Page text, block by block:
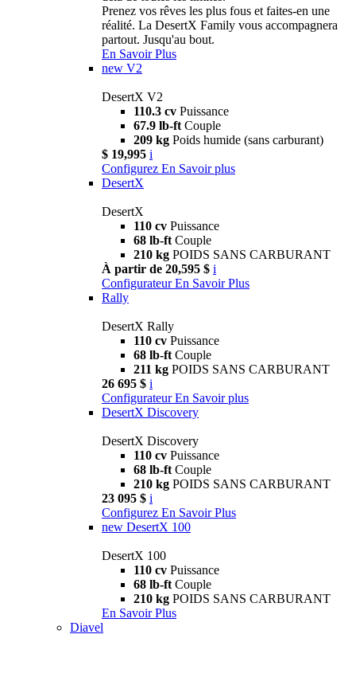
Prenez vos rêves les plus fous et faites-en une
réalité. La DesertX Family vous accompagnera
partout. Jusqu'au bout.
En Savoir Plus
new V2
DesertX V2
110.3 cv Puissance
67.9 lb-ft Couple
209 kg Poids humide (sans carburant)
$ 19,995 i
Configurez En Savoir plus
DesertX
DesertX
110 cv Puissance
68 lb-ft Couple
210 kg POIDS SANS CARBURANT
À partir de 20,595 $ i
Configurateur En Savoir Plus
Rally
DesertX Rally
110 cv Puissance
68 lb-ft Couple
211 kg POIDS SANS CARBURANT
26 695 $ i
Configurateur En Savoir plus
DesertX Discovery
DesertX Discovery
110 cv Puissance
68 lb-ft Couple
210 kg POIDS SANS CARBURANT
23 095 $ i
Configurez En Savoir Plus
new DesertX 100
DesertX 100
110 cv Puissance
68 lb-ft Couple
210 kg POIDS SANS CARBURANT
En Savoir Plus
Diavel